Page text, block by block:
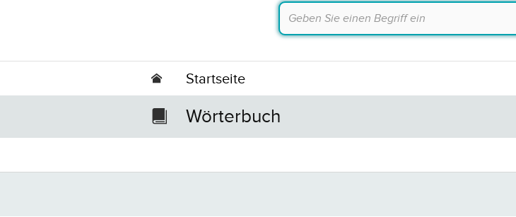
Startseite
Wörterbuch